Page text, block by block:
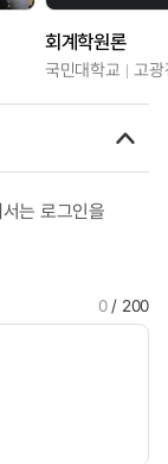
회계학원론
국민대학교 고
는 로그인을
0/ 200